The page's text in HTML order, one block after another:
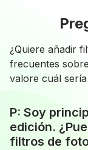
¿Quiere añadir
frecuentes
valore cuál
P: Soy
edición.
filtros de